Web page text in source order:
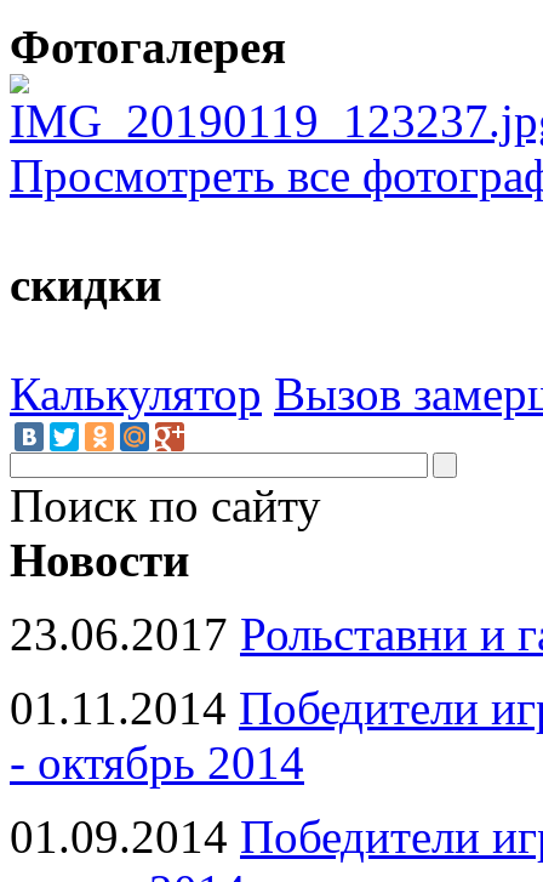
Фотогалерея
Просмотреть все
скидки
Калькулятор Вызов
Поиск по сайту
Новости
23.06.2017 Рольставни и
01.11.2014 Победители
- октябрь 2014
01.09.2014 Победители